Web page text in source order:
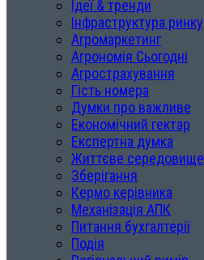
Ідеї & тренди
Інфраструктура ринку
Агромаркетинг
Агрономія Сьогодні
Агрострахування
Гість номера
Думки про важливе
Економічний гектар
Експертна думка
Життєве середовище
Зберігання
Кермо керівника
Механізація АПК
Питання бухгалтерії
Подія